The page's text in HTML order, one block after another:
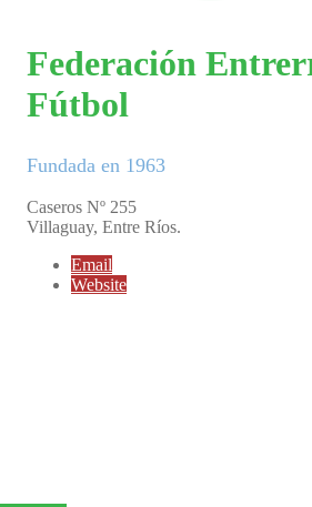
Federación
Fútbol
Fundada en 1963
Caseros Nº 255
Villaguay, Entre Ríos.
Email
Website